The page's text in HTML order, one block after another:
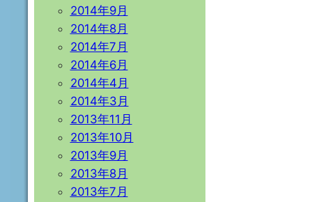
2014年9月
2014年8月
2014年7月
2014年6月
2014年4月
2014年3月
2013年11月
2013年10月
2013年9月
2013年8月
2013年7月